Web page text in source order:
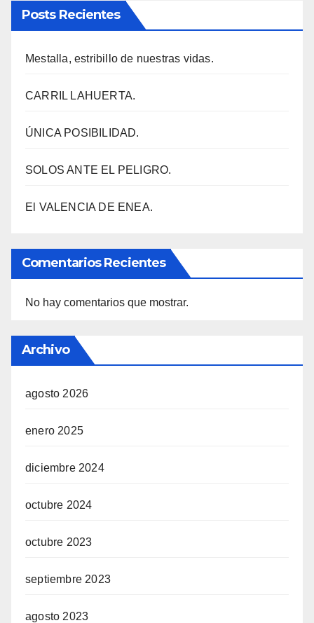
Posts Recientes
Mestalla, estribillo de nuestras vidas.
CARRIL LAHUERTA.
ÚNICA POSIBILIDAD.
SOLOS ANTE EL PELIGRO.
El VALENCIA DE ENEA.
Comentarios Recientes
No hay comentarios que mostrar.
Archivo
agosto 2026
enero 2025
diciembre 2024
octubre 2024
octubre 2023
septiembre 2023
agosto 2023